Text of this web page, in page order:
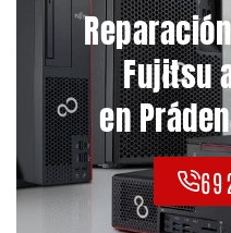
Fujitsu
en